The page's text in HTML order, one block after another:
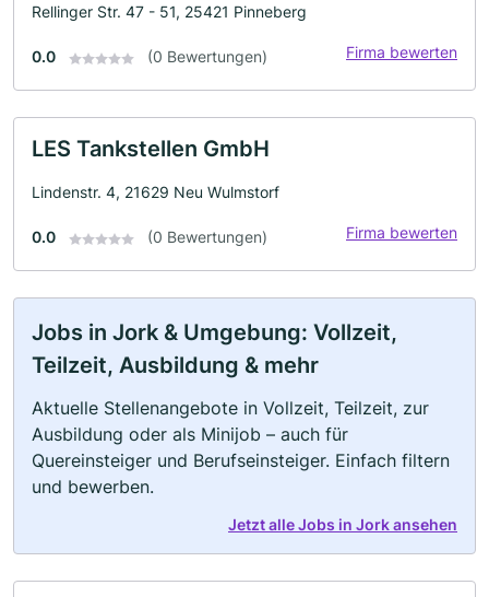
Rellinger Str. 47 - 51, 25421 Pinneberg
0.0 (0 Bewertungen) Firma bewerten
LES Tankstellen GmbH
Lindenstr. 4, 21629 Neu Wulmstorf
0.0 (0 Bewertungen) Firma bewerten
Jobs in Jork & Umgebung: Vollzeit,
Teilzeit, Ausbildung & mehr
Aktuelle Stellenangebote in Vollzeit, Teilzeit, zur
Ausbildung oder als Minijob – auch für
Quereinsteiger und Berufseinsteiger. Einfach filtern
und bewerben.
Jetzt alle Jobs in Jork ansehen